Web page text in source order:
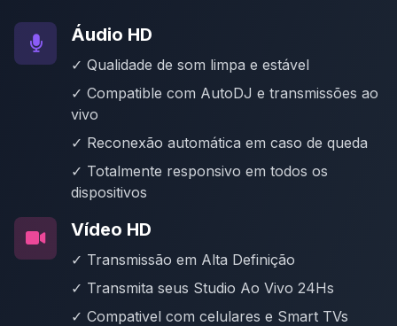
Áudio HD
✓ Qualidade de som limpa e estável
✓ Compatible com AutoDJ e transmissões ao
vivo
✓ Reconexão automática em caso de queda
✓ Totalmente responsivo em todos os
dispositivos
Vídeo HD
✓ Transmissão em Alta Definição
✓ Transmita seus Studio Ao Vivo 24Hs
✓ Compativel com celulares e Smart TVs